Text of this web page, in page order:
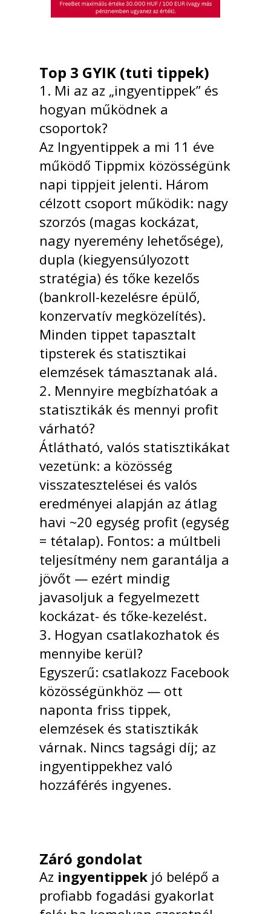
Top 3 GYIK (tuti tippek)
1. Mi az az „ingyentippek” és
hogyan működnek a
csoportok?
Az Ingyentippek a mi 11 éve
működő Tippmix közösségünk
napi tippjeit jelenti. Három
célzott csoport működik: nagy
szorzós (magas kockázat,
nagy nyeremény lehetősége),
dupla (kiegyensúlyozott
stratégia) és tőke kezelős
(bankroll-kezelésre épülő,
konzervatív megközelítés).
Minden tippet tapasztalt
tipsterek és statisztikai
elemzések támasztanak alá.
2. Mennyire megbízhatóak a
statisztikák és mennyi profit
várható?
Átlátható, valós statisztikákat
vezetünk: a közösség
visszatesztelései és valós
eredményei alapján az átlag
havi ~20 egység profit (egység
= tétalap). Fontos: a múltbeli
teljesítmény nem garantálja a
jövőt — ezért mindig
javasoljuk a fegyelmezett
kockázat- és tőke-kezelést.
3. Hogyan csatlakozhatok és
mennyibe kerül?
Egyszerű: csatlakozz Facebook
közösségünkhöz — ott
naponta friss tippek,
elemzések és statisztikák
várnak. Nincs tagsági díj; az
ingyentippekhez való
hozzáférés ingyenes.
Záró gondolat
Az ingyentippek jó belépő a
profiabb fogadási gyakorlat